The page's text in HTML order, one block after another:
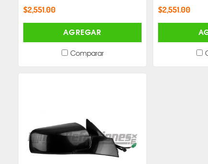
$2,551.00
AGREGAR
Comparar
$2,551.00